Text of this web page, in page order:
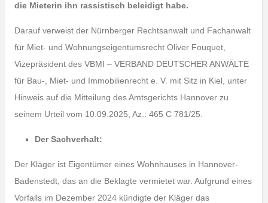
die Mieterin ihn rassistisch beleidigt habe.
Darauf verweist der Nürnberger Rechtsanwalt und Fachanwalt
für Miet- und Wohnungseigentumsrecht Oliver Fouquet,
Vizepräsident des VBMI – VERBAND DEUTSCHER ANWÄLTE
für Bau-, Miet- und Immobilienrecht e. V. mit Sitz in Kiel, unter
Hinweis auf die Mitteilung des Amtsgerichts Hannover zu
seinem Urteil vom 10.09.2025, Az.: 465 C 781/25.
Der Sachverhalt:
Der Kläger ist Eigentümer eines Wohnhauses in Hannover-
Badenstedt, das an die Beklagte vermietet war. Aufgrund eines
Vorfalls im Dezember 2024 kündigte der Kläger das